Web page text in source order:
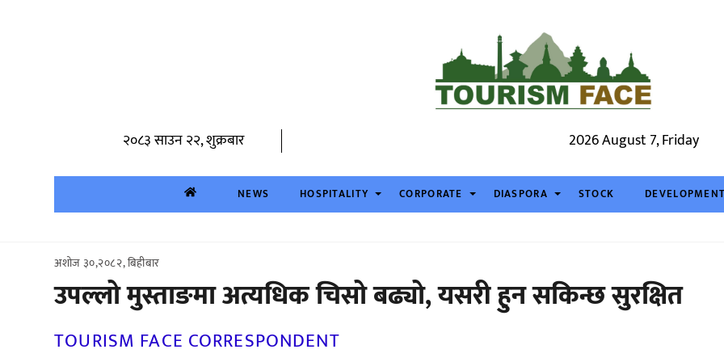
२०८३ साउन २२, शुक्रबार 2026 August 7, Friday
NEWS HOSPITALITY CORPORATE DIASPORA STOCK DEVELOPMENT
अशोज ३०,२०८२, बिहीबार
उपल्लो मुस्ताङमा अत्यधिक चिसो बढ्यो, यसरी हुन सकिन्छ सुरक्षित
TOURISM FACE CORRESPONDENT